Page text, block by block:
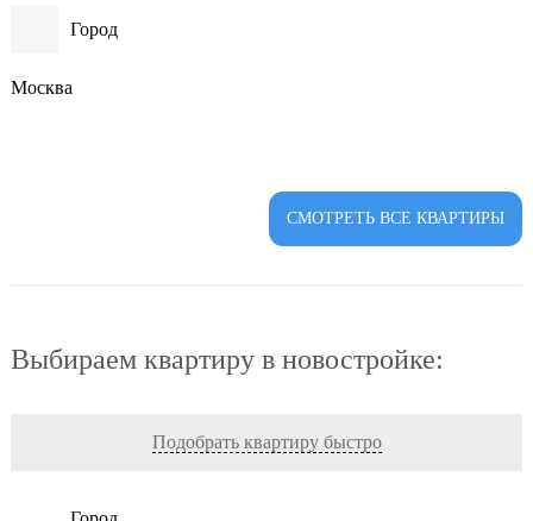
Город
Москва
СМОТРЕТЬ ВСЕ КВАРТИРЫ
Выбираем квартиру в новостройке:
Подобрать квартиру быстро